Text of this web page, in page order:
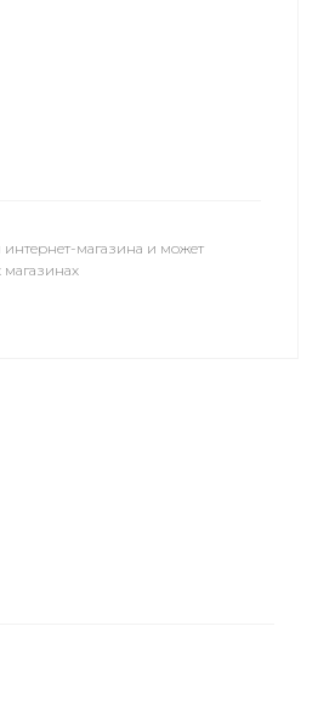
интернет-магазина и может